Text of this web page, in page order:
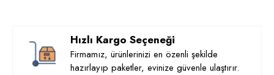
Hızlı Kargo Seçeneği
Firmamız, ürünlerinizi en özenli şekilde
hazırlayıp paketler, evinize güvenle ulaştırır.